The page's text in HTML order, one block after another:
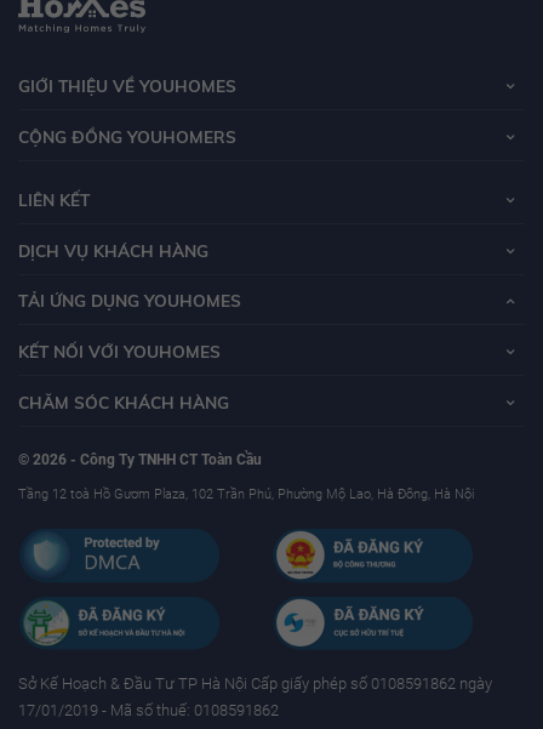
GIỚI THIỆU VỀ YOUHOMES
CỘNG ĐỒNG YOUHOMERS
LIÊN KẾT
DỊCH VỤ KHÁCH HÀNG
TẢI ỨNG DỤNG YOUHOMES
KẾT NỐI VỚI YOUHOMES
CHĂM SÓC KHÁCH HÀNG
© 2026 - Công Ty TNHH CT Toàn Cầu
Tầng 12 toà Hồ Gươm Plaza, 102 Trần Phú, Phường Mộ Lao, Hà Đông, Hà Nội
Sở Kế Hoạch & Ðầu Tư TP Hà Nội Cấp giấy phép số 0108591862 ngày
17/01/2019 - Mã số thuế: 0108591862